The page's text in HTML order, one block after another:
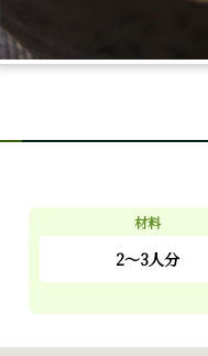
材料
2～3人分